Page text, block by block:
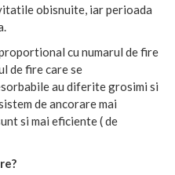
obisnuite, iar perioada
cu numarul de fire
de fire care se
au diferite grosimi si
de ancorare mai
si mai eficiente ( de